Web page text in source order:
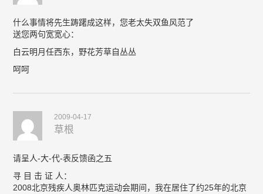
什么事情将先生踌躇成这样，您老太失双鱼风范了
送您两句宽宽心：
白云明月任西东，野花芳草自丛丛
呵呵
2009-04-17
草根
请呈人-大-代-表反馈函之五
寻 目 击 证 人：
2008北京残疾人奥林匹克运动会期间，我在居住了约25年的北京